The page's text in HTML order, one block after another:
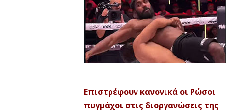
Επιστρέφουν κανονικά οι Ρώσοι
πυγμάχοι στις διοργανώσεις της